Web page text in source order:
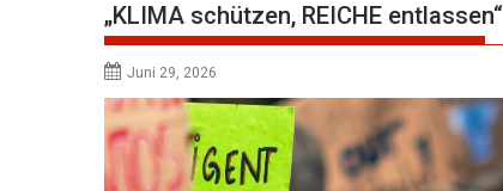
„KLIMA schützen, REICHE entlassen“
Juni 29, 2026